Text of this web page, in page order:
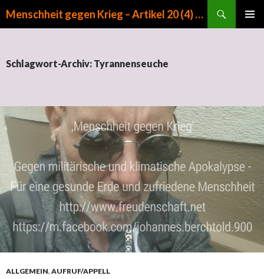
Menschheit gegen Krieg – Artikel 20 (4) GG
Schlagwort-Archiv: Tyrannenseuche
ALLGEMEIN, AUFRUF/APPELL